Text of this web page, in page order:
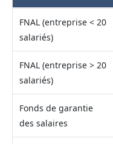
FNAL (entreprise < 20
salariés)
FNAL (entreprise > 20
salariés)
Fonds de garantie
des salaires